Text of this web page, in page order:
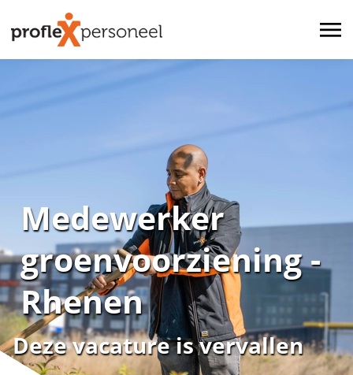
Medewerker
groenvoorziening -
Rhenen
Deze vacature is vervallen